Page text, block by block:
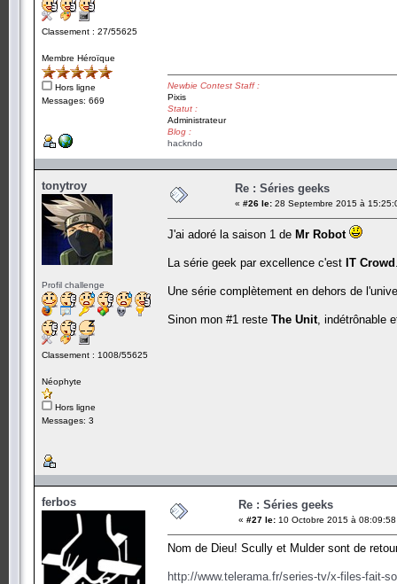
Classement : 27/55625
Membre Héroïque
Hors ligne
Messages: 669
Newbie Contest Staff :
Pixis
Statut :
Administrateur
Blog :
hackndo
tonytroy
Profil challenge
Classement : 1008/55625
Néophyte
Hors ligne
Messages: 3
Re : Séries geeks
« #26 le: 28 Septembre 2015 à
J'ai adoré la saison 1 de Mr Robot
La série geek par excellence c'est IT Crowd
Une série complètement en dehors de
Sinon mon #1 reste The Unit , indétrônable
ferbos Re : Séries geeks
« #27 le: 10 Octobre 2015 à
Nom de Dieu! Scully et Mulder sont de
http://www.telerama.fr/series-tv/x-files-fait-